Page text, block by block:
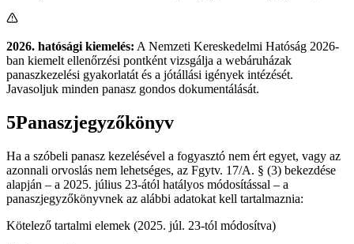
2026. hatósági kiemelés: A Nemzeti Kereskedelmi Hatóság 2026-
ban kiemelt ellenőrzési pontként vizsgálja a webáruházak
panaszkezelési gyakorlatát és a jótállási igények intézését.
Javasoljuk minden panasz gondos dokumentálását.
5Panaszjegyzőkönyv
Ha a szóbeli panasz kezelésével a fogyasztó nem ért egyet, vagy az
azonnali orvoslás nem lehetséges, az Fgytv. 17/A. § (3) bekezdése
alapján – a 2025. július 23-ától hatályos módosítással – a
panaszjegyzőkönyvnek az alábbi adatokat kell tartalmaznia:
Kötelező tartalmi elemek (2025. júl. 23-tól módosítva)